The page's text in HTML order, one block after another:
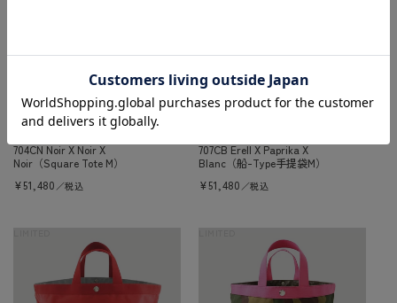
[Web Limited顏色] Elbe
704CN Noir X Noir X
Noir（Square Tote M）
定
¥51,480 ／税込
707CB Erell X Paprika X
Blanc（船-Type手提袋M）
定
¥51,480 ／税込